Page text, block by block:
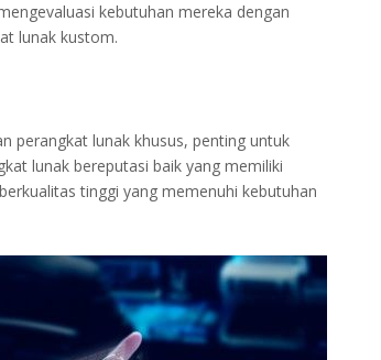
kebutuhan mereka dengan
lunak kustom.
perangkat lunak khusus, penting untuk
lunak bereputasi baik yang memiliki
tinggi yang memenuhi kebutuhan